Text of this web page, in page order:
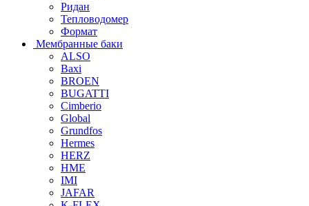
Ридан
Тепловодомер
Формат
Мембранные баки
ALSO
Baxi
BROEN
BUGATTI
Cimberio
Global
Grundfos
Hermes
HERZ
HME
IMI
JAFAR